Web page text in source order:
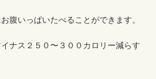
腹いっぱいたべることができます。
ナス２５０〜３００カロリー減らす